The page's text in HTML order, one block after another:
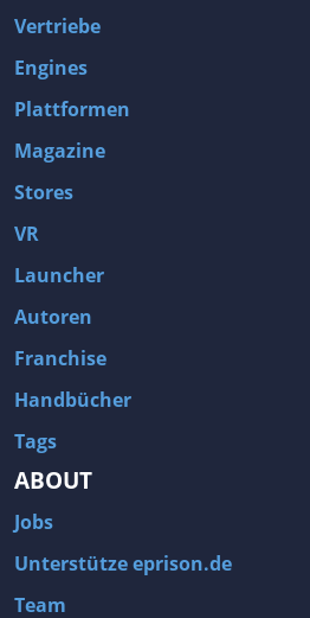
Vertriebe
Engines
Plattformen
Magazine
Stores
VR
Launcher
Autoren
Franchise
Handbücher
Tags
ABOUT
Jobs
Unterstütze eprison.de
Team